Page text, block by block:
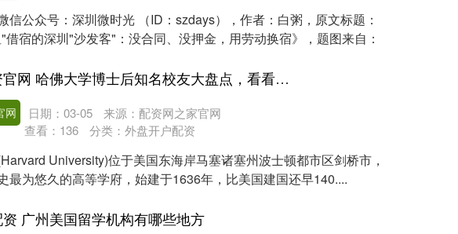
信公众号：深圳微时光 （ID：szdays），作者：白粥，原文标题：
"借宿的深圳"沙发客"：没合同、没押金，用劳动换宿》，题图来自：
满盈配资官网 哈佛大学博士后知名校友大盘点，看看谁是你的学术偶像？
网 日期：03-05
来源：配资网之家官网
查看： 136 分类： 外盘开户配资
University)位于美国东海岸马塞诸塞州波士顿都市区剑桥市，
最为悠久的高等学府，始建于1636年，比美国建国还早140....
广州美国留学机构有哪些地方